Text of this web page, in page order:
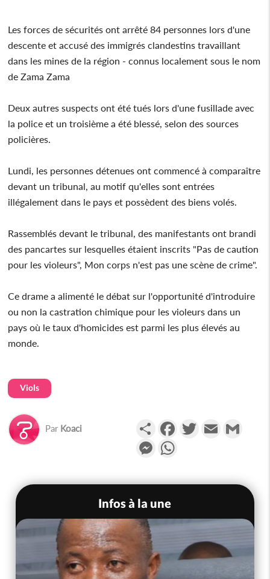
Les forces de sécurités ont arrêté 84 personnes lors d'une
descente et accusé des immigrés clandestins travaillant
dans les mines de la région - connus localement sous le nom
de Zama Zama
Deux autres suspects ont été tués lors d'une fusillade avec
la police et un troisième a été blessé, selon des sources
policières.
Lundi, les personnes détenues ont commencé à comparaître
devant un tribunal, au motif qu'elles sont entrées
illégalement dans le pays et possèdent des biens volés.
Rassemblés devant le tribunal, des manifestants ont brandi
des pancartes sur lesquelles étaient inscrits "Pas de caution
pour les violeurs", Mon corps n'est pas une scène de crime".
Ce drame a alimenté le débat sur l'opportunité d'introduire
ou non la castration chimique pour les violeurs dans un
pays où le taux d'homicides est parmi les plus élevés au
monde.
Viols
Par Koaci PartagerFacebookTwitterEmail
Messenger
Infos à la une